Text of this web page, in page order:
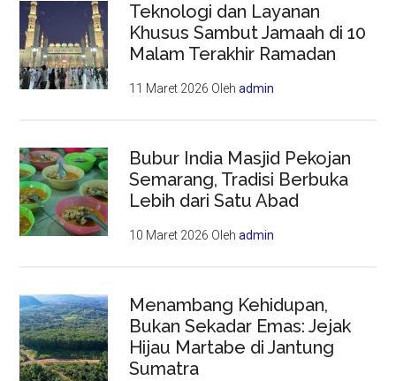
Teknologi dan Layanan
Khusus Sambut Jamaah di 10
Malam Terakhir Ramadan
11 Maret 2026 Olehadmin
Bubur India Masjid Pekojan
Semarang, Tradisi Berbuka
Lebih dari Satu Abad
10 Maret 2026 Olehadmin
Menambang Kehidupan,
Bukan Sekadar Emas: Jejak
Hijau Martabe di Jantung
Sumatra